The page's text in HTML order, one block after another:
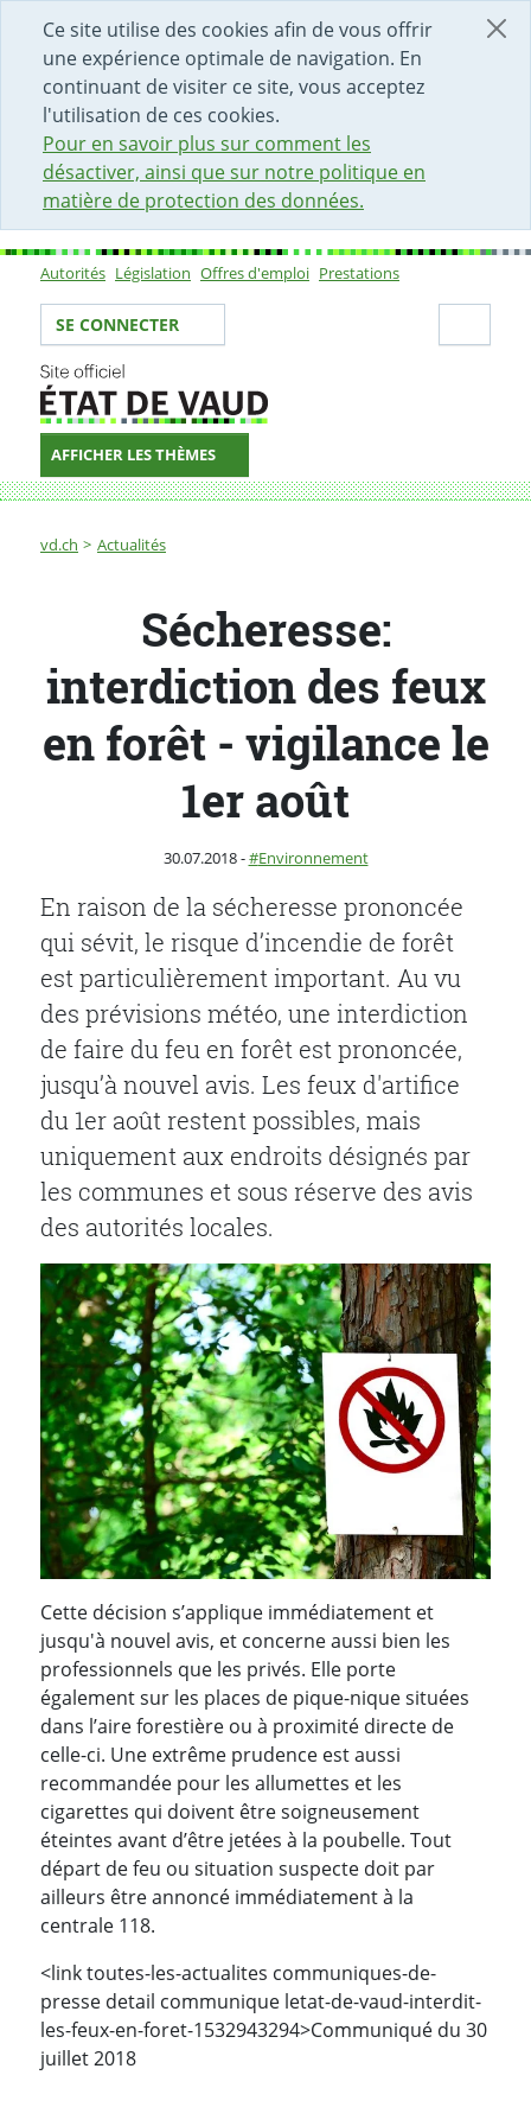
Ce site utilise des cookies afin de vous offrir
une expérience optimale de navigation. En
continuant de visiter ce site, vous acceptez
l'utilisation de ces cookies.
Pour en savoir plus sur comment les
désactiver, ainsi que sur notre politique en
matière de protection des données.
DÉBUT DU CONTENU DE LA PAGE
ACCÈS AU CHAMP DE RECHERCHE
PAGE D'ACCUEIL
FORMULAIRE DE CONTACT
Sous-navigation
Autorités Législation Offres d'emploi Prestations
Votre identité
SE CONNECTER
AFFICHER LES THÈMES
Fil d'Ariane
vd.ch Actualités
Sécheresse: interdiction des feux en forêt - vigilance le
Sécheresse:
interdiction des feux
en forêt - vigilance le
1er août
Publié le
30.07.2018-Catégorie :
Environnement
En raison de la sécheresse prononcée
qui sévit, le risque d’incendie de forêt
est particulièrement important. Au vu
des prévisions météo, une interdiction
de faire du feu en forêt est prononcée,
jusqu’à nouvel avis. Les feux d'artifice
du 1er août restent possibles, mais
uniquement aux endroits désignés par
les communes et sous réserve des avis
des autorités locales.
Cette décision s’applique immédiatement et
jusqu'à nouvel avis, et concerne aussi bien les
professionnels que les privés. Elle porte
également sur les places de pique-nique situées
dans l’aire forestière ou à proximité directe de
celle-ci. Une extrême prudence est aussi
recommandée pour les allumettes et les
cigarettes qui doivent être soigneusement
éteintes avant d’être jetées à la poubelle. Tout
départ de feu ou situation suspecte doit par
ailleurs être annoncé immédiatement à la
centrale 118.
<link toutes-les-actualites communiques-de-
presse detail communique letat-de-vaud-interdit-
les-feux-en-foret-1532943294>Communiqué du 30
juillet 2018